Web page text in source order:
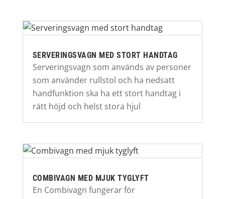
SERVERINGSVAGN MED STORT HANDTAG
Serveringsvagn som används av personer
som använder rullstol och ha nedsatt
handfunktion ska ha ett stort handtag i
rätt höjd och helst stora hjul
COMBIVAGN MED MJUK TYGLYFT
En Combivagn fungerar för